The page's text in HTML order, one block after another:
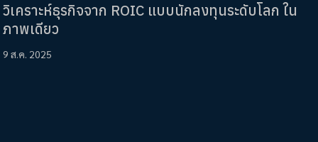
วิเคราะห์ธุรกิจจาก ROIC แบบนักลงทุนระดับโลก ใน
ภาพเดียว
9 ส.ค. 2025